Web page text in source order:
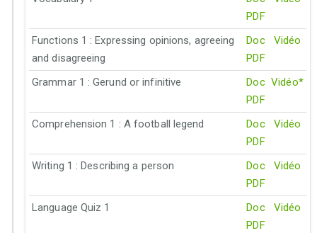
PDF
Functions 1 : Expressing opinions, agreeing
and disagreeing
Doc
PDF
Vidéo
Grammar 1 : Gerund or infinitive
Doc
PDF
Vidéo*
Comprehension 1 : A football legend
Doc
PDF
Vidéo
Writing 1 : Describing a person
Doc
PDF
Vidéo
Language Quiz 1
Doc
PDF
Vidéo